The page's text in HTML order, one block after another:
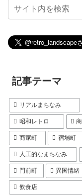
記事テーマ
リアルまちなみ
昭和レトロ
商家町 宿場町
人工的なまちなみ
門前町 異国情緒
飲食店